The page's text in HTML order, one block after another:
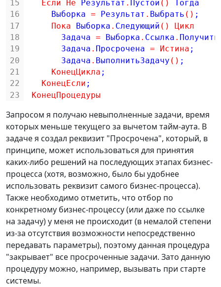
15
16
17
18
19
20
21
22
23
Если Не Результат . Пустой ( )
Тогда
Выборка = Результат . Выбрать ( ) ;
Пока
Выборка . Следующий ( )
Цикл
Задача = Выборка . Ссылка .
Задача . Просрочена = Истина ;
Задача . ВыполнитьЗадачу ( ) ;
КонецЦикла ;
КонецЕсли ;
КонецПроцедуры
Запросом я получаю невыполненные задачи, время
которых меньше текущего за вычетом тайм-аута. В
задаче я создал реквизит "Просрочена", который, в
принципе, может использоваться для принятия
каких-либо решений на последующих этапах бизнес-
процесса (хотя, возможно, было бы удобнее
использовать реквизит самого бизнес-процесса).
Также необходимо отметить, что отбор по
конкретному бизнес-процессу (или даже по ссылке
на задачу) у меня не происходит (в немалой степени
из-за отсутствия возможности непосредственно
передавать параметры), поэтому данная процедура
"закрывает" все просроченные задачи. Зато данную
процедуру можно, например, вызывать при старте
системы.